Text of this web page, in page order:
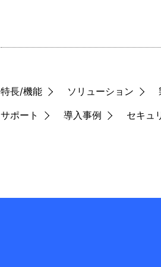
特長/機能 ソリューション
サポート
導入事例 セキュ